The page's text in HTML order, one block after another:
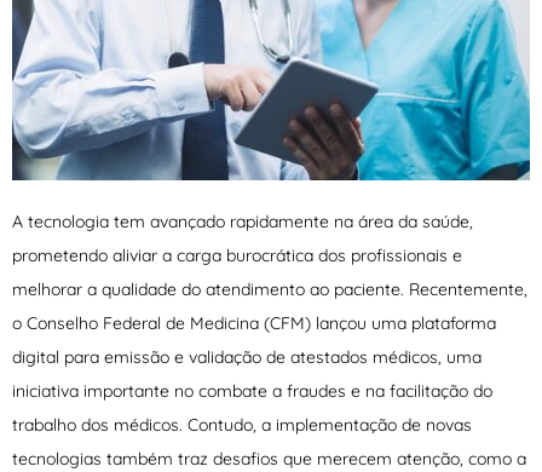
A tecnologia tem avançado rapidamente na área da saúde,
prometendo aliviar a carga burocrática dos profissionais e
melhorar a qualidade do atendimento ao paciente. Recentemente,
o Conselho Federal de Medicina (CFM) lançou uma plataforma
digital para emissão e validação de atestados médicos, uma
iniciativa importante no combate a fraudes e na facilitação do
trabalho dos médicos. Contudo, a implementação de novas
tecnologias também traz desafios que merecem atenção, como a